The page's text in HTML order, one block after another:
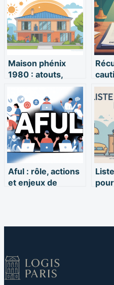
Maison phénix
1980 : atouts,
risques et points
de vigilance à
connaître
ans
Aful : rôle, actions
et enjeux de